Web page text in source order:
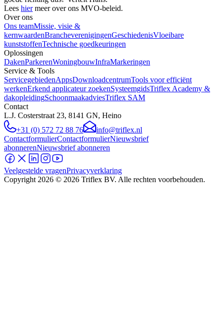
Lees hiermeer over ons MVO-beleid.
Over ons
Ons teamMissie, visie &
kernwaardenBrancheverenigingenGeschiedenisVloeibare
kunststoffenTechnische goedkeuringen
Oplossingen
DakenParkerenWoningbouwInfraMarkeringen
Service & Tools
ServicegebiedenAppsDownloadcentrumTools voor efficiënt
werkenErkend applicateur zoekenSysteemgidsTriflex Academy &
dakopleidingSchoonmaakadviesTriflex SAM
Contact
L.J. Costerstraat 23, 8141 GN, Heino
+31 (0) 572 72 88 76
info@triflex.nl
ContactformulierContactformulierNieuwsbrief
abonnerenNieuwsbrief abonneren
Veelgestelde vragenPrivacyverklaring
Copyright 2026 © 2026 Triflex BV. Alle rechten voorbehouden.